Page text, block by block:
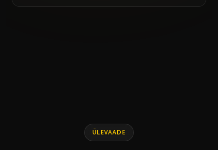
Line chart with 2 lines.
ÜLEVAADE